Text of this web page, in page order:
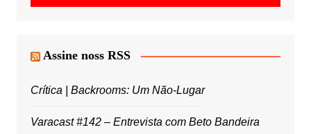
Assine noss RSS
Crítica | Backrooms: Um Não-Lugar
Varacast #142 – Entrevista com Beto Bandeira